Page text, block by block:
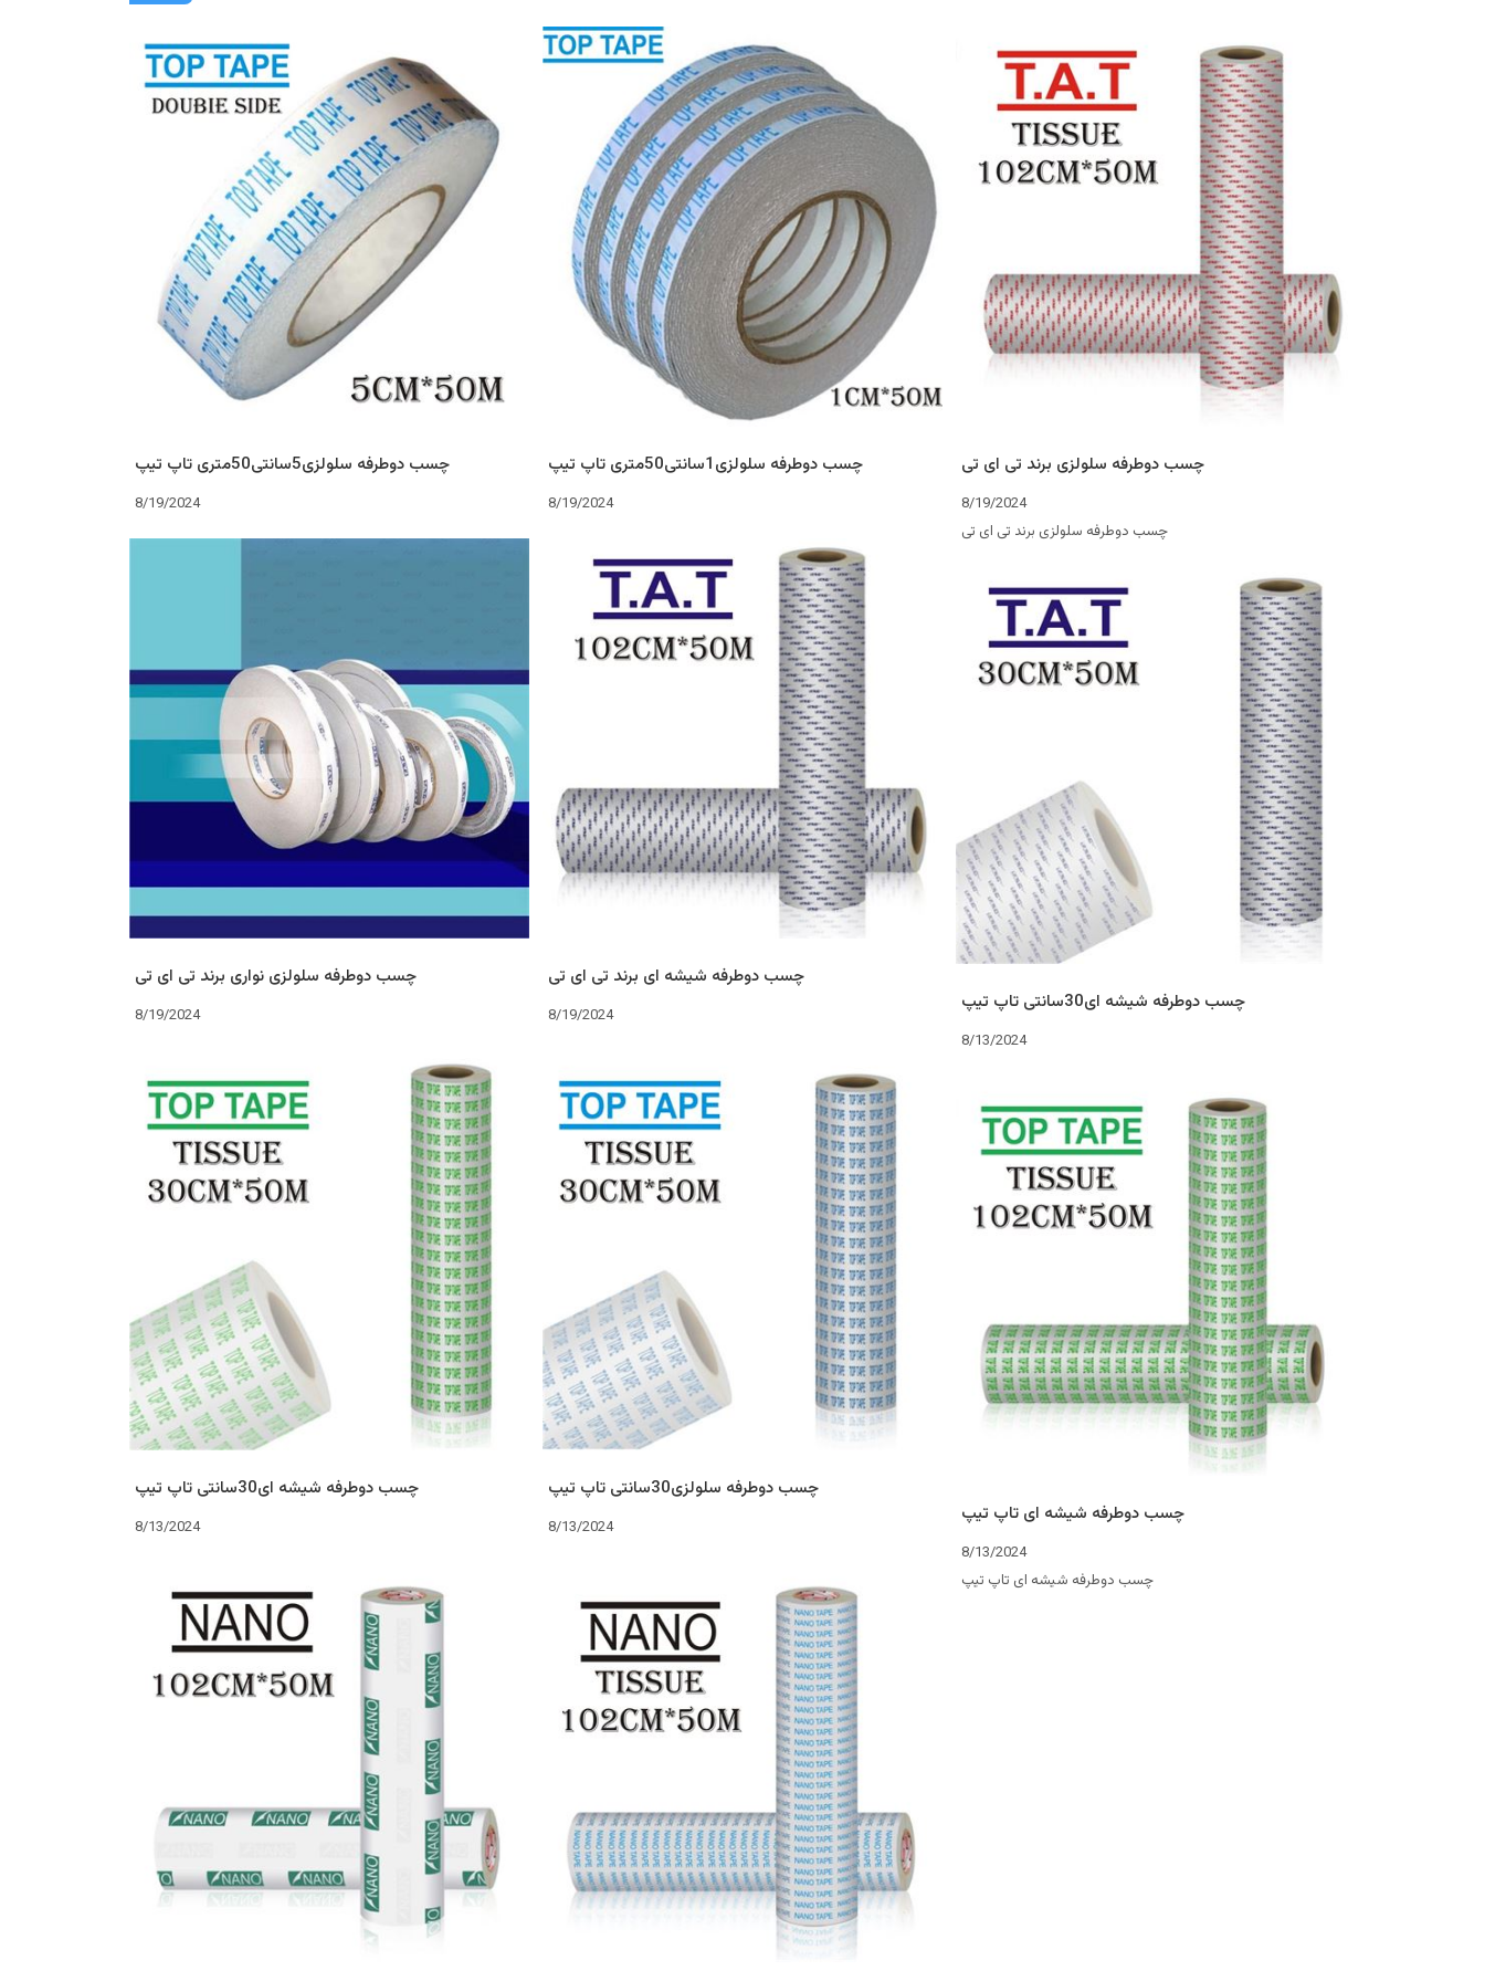
چسب دوطرفه سلولزی5سانتی50متری تاپ تیپ
8/19/2024
چسب دوطرفه سلولزی1سانتی50متری تاپ تیپ
8/19/2024
چسب دوطرفه سلولزی نواری برند تی ای تی
8/19/2024
چسب دوطرفه سلولزی برند تی ای تی
8/19/2024
چسب دوطرفه سلولزی برند تی ای تی
چسب دوطرفه شیشه ای برند تی ای تی
8/19/2024
چسب دوطرفه شیشه ای30سانتی تاپ تیپ
8/13/2024
چسب دوطرفه سلولزی30سانتی تاپ تیپ
8/13/2024
چسب دوطرفه شیشه ای30سانتی تاپ تیپ
8/13/2024
چسب دوطرفه شیشه ای تاپ تیپ
8/13/2024
چسب دوطرفه شیشه ای تاپ تیپ